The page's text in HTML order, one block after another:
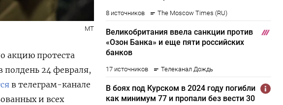
МТ
акцию протеста
полдень 24 февраля,
в телеграм-канале
и всех